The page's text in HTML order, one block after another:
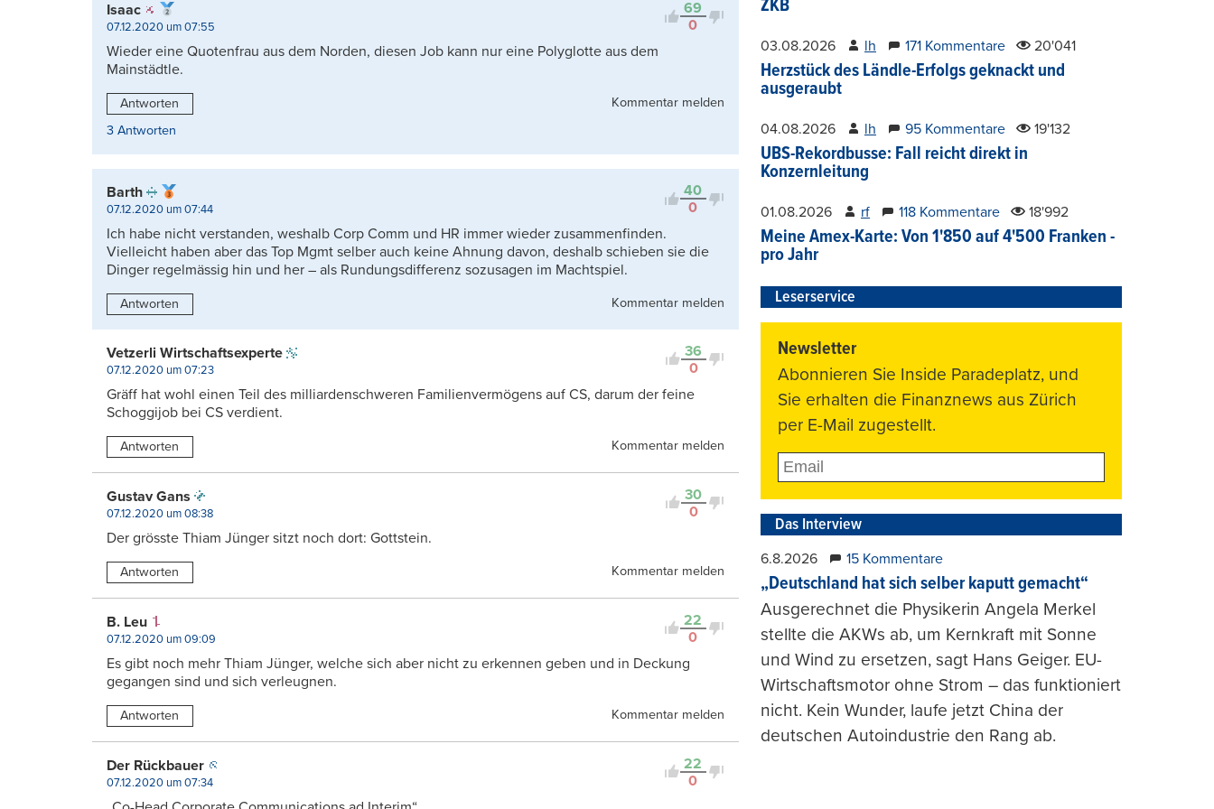
69
0
Isaac
07.12.2020 um 07:55
Wieder eine Quotenfrau aus dem Norden, diesen Job kann nur eine Polyglotte aus dem
Mainstädtle.
Antworten
Kommentar melden
3 Antworten
40
0
Barth
07.12.2020 um 07:44
Ich habe nicht verstanden, weshalb Corp Comm und HR immer wieder zusammenfinden.
Vielleicht haben aber das Top Mgmt selber auch keine Ahnung davon, deshalb schieben sie die
Dinger regelmässig hin und her – als Rundungsdifferenz sozusagen im Machtspiel.
Antworten Kommentar melden
36
0
Vetzerli Wirtschaftsexperte
07.12.2020 um 07:23
Gräff hat wohl einen Teil des milliardenschweren Familienvermögens auf CS, darum der feine
Schoggijob bei CS verdient.
Antworten Kommentar melden
30
0
Gustav Gans
07.12.2020 um 08:38
Der grösste Thiam Jünger sitzt noch dort: Gottstein.
Antworten Kommentar melden
22
0
B. Leu
07.12.2020 um 09:09
Es gibt noch mehr Thiam Jünger, welche sich aber nicht zu erkennen geben und in Deckung
gegangen sind und sich verleugnen.
Antworten Kommentar melden
22
0
Der Rückbauer
07.12.2020 um 07:34
ZKB
03.08.2026 lh 171 Kommentare 20'041
Herzstück des Ländle-Erfolgs geknackt und
ausgeraubt
04.08.2026 lh 95 Kommentare 19'132
UBS-Rekordbusse: Fall reicht direkt in
Konzernleitung
01.08.2026 rf 118 Kommentare 18'992
Meine Amex-Karte: Von 1'850 auf 4'500 Franken -
pro Jahr
Leserservice
Newsletter
Abonnieren Sie Inside Paradeplatz, und
Sie erhalten die Finanznews aus Zürich
per E-Mail zugestellt.
Das Interview
6.8.2026 15 Kommentare
„Deutschland hat sich selber kaputt gemacht“
Ausgerechnet die Physikerin Angela Merkel
stellte die AKWs ab, um Kernkraft mit Sonne
und Wind zu ersetzen, sagt Hans Geiger. EU-
Wirtschaftsmotor ohne Strom – das funktioniert
nicht. Kein Wunder, laufe jetzt China der
deutschen Autoindustrie den Rang ab.